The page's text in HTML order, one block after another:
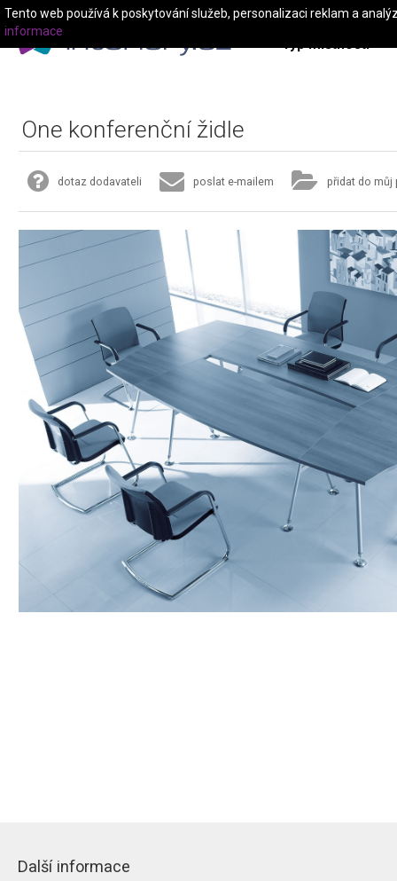
Typ místnosti
One konferenční židle
dotaz dodavateli poslat e-mailem přidat do můj
Další informace
Tento web používá k poskytování služeb, personalizaci reklam a
informace